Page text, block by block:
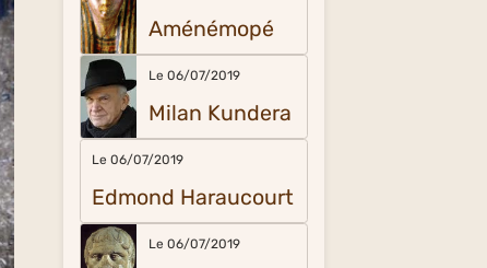
Aménémopé
Le 06/07/2019
Milan Kundera
Le 06/07/2019
Edmond Haraucourt
Le 06/07/2019